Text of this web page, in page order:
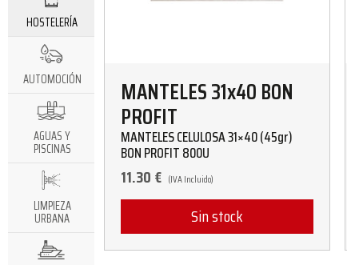
HOSTELERÍA
AUTOMOCIÓN
AGUAS Y
PISCINAS
LIMPIEZA
URBANA
MANTELES 31x40 BON
PROFIT
MANTELES CELULOSA 31×40 (45gr)
BON PROFIT 800U
11.30€ (IVA Incluido)
Sin stock